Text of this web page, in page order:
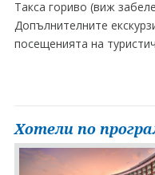
Такса гориво (виж
Допълнителните
посещенията на
Хотели по